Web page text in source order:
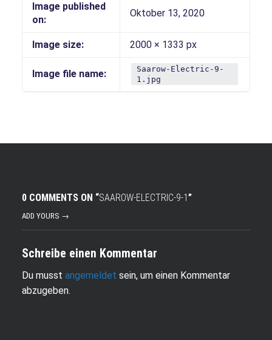
Image published
on:
Oktober 13, 2020
Image size: 2000 × 1333 px
Image file name:
Saarow-Electric-9-
1.jpg
0 COMMENTS ON “SAAROW-ELECTRIC-9-1”
ADD YOURS →
Schreibe einen Kommentar
Du musst angemeldet sein, um einen Kommentar
abzugeben.